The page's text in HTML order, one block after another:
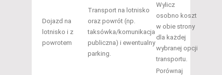
Dojazd na
lotnisko i z
powrotem
Transport na lotnisko
oraz powrót (np.
taksówka/komunikacja
publiczna) i ewentualny
parking.
Wylicz
osobno koszt
w obie strony
dla każdej
wybranej opcji
transportu.
Porównaj